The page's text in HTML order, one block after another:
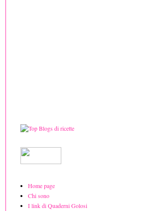
Home page
Chi sono
I link di Quaderni Golosi